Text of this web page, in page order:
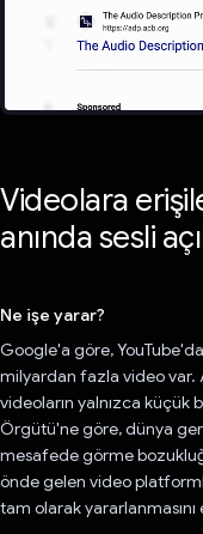
Videolara
anında sesli
Ne işe yarar?
Google'a göre,
milyardan fazla video var.
videoların yalnızca küçük
Örgütü'ne göre, dünya
mesafede görme
önde gelen video
tam olarak yararlanmasını